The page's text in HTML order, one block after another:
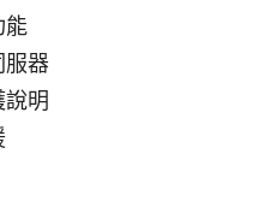
能
服器
明